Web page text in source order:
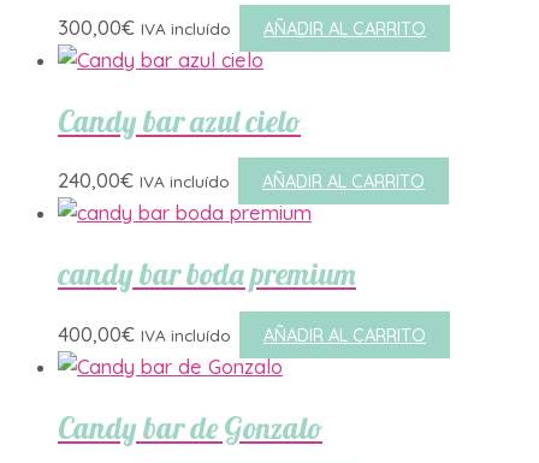
300,00€ IVA incluído AÑADIR AL CARRITO
Candy bar azul cielo
240,00€ IVA incluído AÑADIR AL CARRITO
candy bar boda premium
400,00€ IVA incluído AÑADIR AL CARRITO
Candy bar de Gonzalo